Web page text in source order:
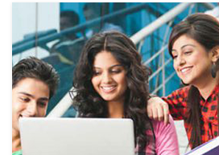
presente. A conclusão desta etapa da
condição indispensável para
um curso técnico entrar numa
acompanhar…